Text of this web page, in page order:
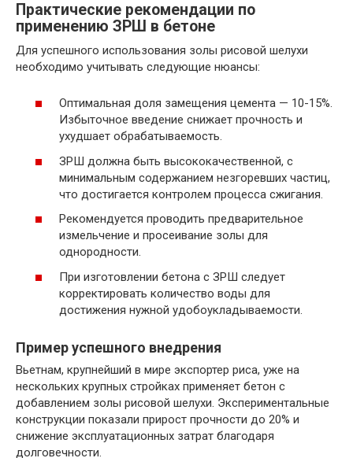
Практические рекомендации по
применению ЗРШ в бетоне
Для успешного использования золы рисовой шелухи
необходимо учитывать следующие нюансы:
Оптимальная доля замещения цемента — 10-15%.
Избыточное введение снижает прочность и
ухудшает обрабатываемость.
ЗРШ должна быть высококачественной, с
минимальным содержанием незгоревших частиц,
что достигается контролем процесса сжигания.
Рекомендуется проводить предварительное
измельчение и просеивание золы для
однородности.
При изготовлении бетона с ЗРШ следует
корректировать количество воды для
достижения нужной удобоукладываемости.
Пример успешного внедрения
Вьетнам, крупнейший в мире экспортер риса, уже на
нескольких крупных стройках применяет бетон с
добавлением золы рисовой шелухи. Экспериментальные
конструкции показали прирост прочности до 20% и
снижение эксплуатационных затрат благодаря
долговечности.